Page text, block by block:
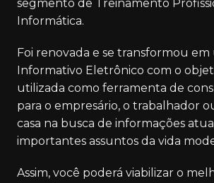
segmento de Treinamento
Informática.
Foi renovada e se transformou em
Informativo Eletrônico com o
utilizada como ferramenta de
para o empresário, o trabalhador
casa na busca de informações
importantes assuntos da vida
Assim, você poderá viabilizar o